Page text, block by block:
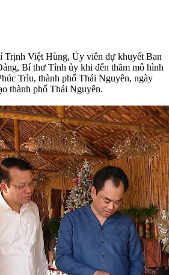
Trịnh Việt Hùng, Ủy viên dự khuyết Ban
Bí thư Tỉnh ủy khi đến thăm mô hình
Trìu, thành phố Thái Nguyên, ngày
thành phố Thái Nguyên.